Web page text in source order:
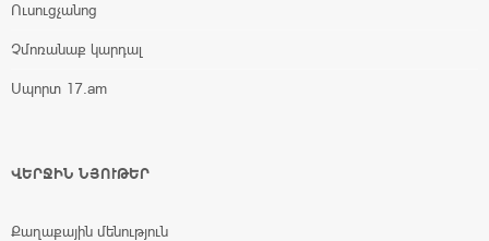
Ուսուցչանոց
Չմոռանաք կարդալ
Սպորտ 17.am
ՎԵՐՋԻՆ ՆՅՈՒԹԵՐ
Քաղաքային մենություն